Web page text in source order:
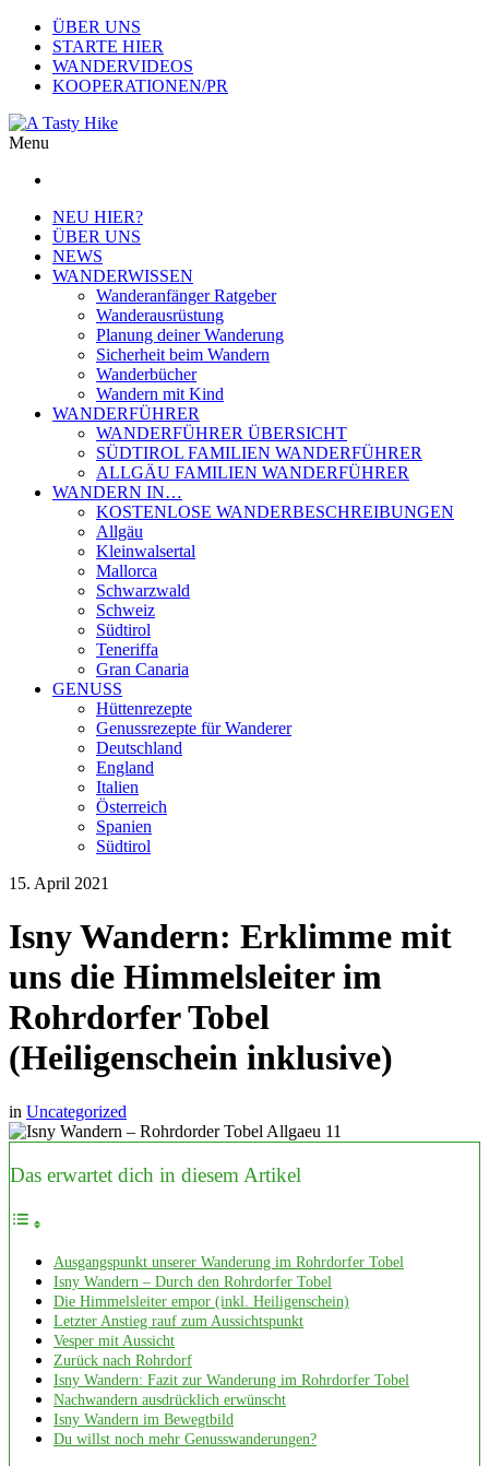
ÜBER UNS
STARTE HIER
WANDERVIDEOS
KOOPERATIONEN/PR
Menu
NEU HIER?
ÜBER UNS
NEWS
WANDERWISSEN
Wanderanfänger Ratgeber
Wanderausrüstung
Planung deiner Wanderung
Sicherheit beim Wandern
Wanderbücher
Wandern mit Kind
WANDERFÜHRER
WANDERFÜHRER ÜBERSICHT
SÜDTIROL FAMILIEN WANDERFÜHRER
ALLGÄU FAMILIEN WANDERFÜHRER
WANDERN IN…
KOSTENLOSE WANDERBESCHREIBUNGEN
Allgäu
Kleinwalsertal
Mallorca
Schwarzwald
Schweiz
Südtirol
Teneriffa
Gran Canaria
GENUSS
Hüttenrezepte
Genussrezepte für Wanderer
Deutschland
England
Italien
Österreich
Spanien
Südtirol
15. April 2021
Isny Wandern: Erklimme mit
uns die Himmelsleiter im
Rohrdorfer Tobel
(Heiligenschein inklusive)
in Uncategorized
Das erwartet dich in diesem Artikel
Ausgangspunkt unserer Wanderung im Rohrdorfer Tobel
Isny Wandern – Durch den Rohrdorfer Tobel
Die Himmelsleiter empor (inkl. Heiligenschein)
Letzter Anstieg rauf zum Aussichtspunkt
Vesper mit Aussicht
Zurück nach Rohrdorf
Isny Wandern: Fazit zur Wanderung im Rohrdorfer Tobel
Nachwandern ausdrücklich erwünscht
Isny Wandern im Bewegtbild
Du willst noch mehr Genusswanderungen?